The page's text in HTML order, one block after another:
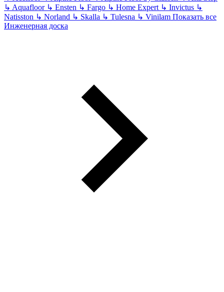
↳ Aquafloor ↳ Ensten ↳ Fargo ↳ Home Expert ↳ Invictus ↳
Natisston ↳ Norland ↳ Skalla ↳ Tulesna ↳ Vinilam Показать все
Инженерная доска